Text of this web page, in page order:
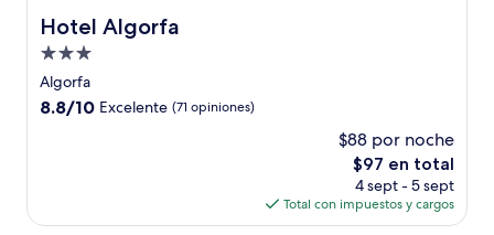
Hotel Algorfa
Hotel Algorfa
Propiedad
de
3.0
Algorfa
8.8
8.8/10 Excelente (71 opiniones)
$88 por noche
El
precio
actual
es
$97 en total
4 sept - 5 sept
Total con impuestos y cargos